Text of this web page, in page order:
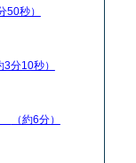
50秒）
3分10秒）
（約6分）